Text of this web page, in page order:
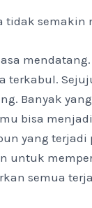
tidak semakin
terkabul.
Banyak
bisa
yang
untuk
semua